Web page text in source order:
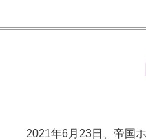
2021年6月23日、帝国